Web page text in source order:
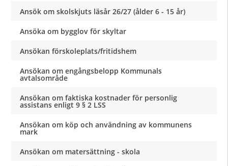
Ansök om skolskjuts läsår 26/27 (ålder 6 - 15 år)
Ansöka om bygglov för skyltar
Ansökan förskoleplats/fritidshem
Ansökan om engångsbelopp Kommunals
avtalsområde
Ansökan om faktiska kostnader för personlig
assistans enligt 9 § 2 LSS
Ansökan om köp och användning av kommunens
mark
Ansökan om matersättning - skola